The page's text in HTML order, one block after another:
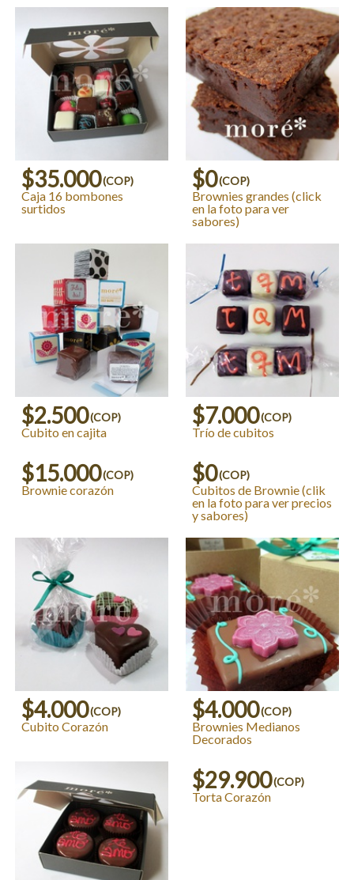
$35.000(COP)
Caja 16 bombones
surtidos
$0(COP)
Brownies grandes (click
en la foto para ver
sabores)
$2.500(COP)
Cubito en cajita
$7.000(COP)
Trío de cubitos
$15.000(COP)
Brownie corazón
$0(COP)
Cubitos de Brownie (clik
en la foto para ver precios
y sabores)
$4.000(COP)
Cubito Corazón
$4.000(COP)
Brownies Medianos
Decorados
$29.900(COP)
Torta Corazón